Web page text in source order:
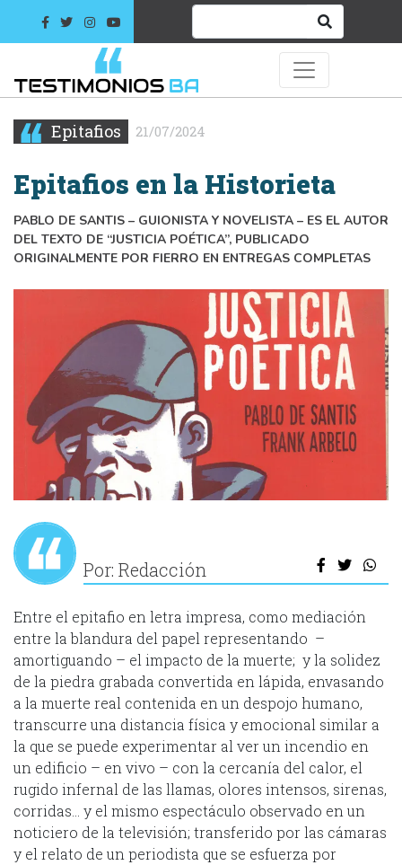
Epitafios 21/07/2024
Epitafios en la Historieta
PABLO DE SANTIS – GUIONISTA Y NOVELISTA – ES EL AUTOR
DEL TEXTO DE “JUSTICIA POÉTICA”, PUBLICADO
ORIGINALMENTE POR FIERRO EN ENTREGAS COMPLETAS
Por: Redacción
Entre el epitafio en letra impresa, como mediación
entre la blandura del papel representando –
amortiguando – el impacto de la muerte; y la solidez
de la piedra grabada convertida en lápida, envasando
a la muerte real contenida en un despojo humano,
transcurre una distancia física y emocional similar a
la que se puede experimentar al ver un incendio en
un edificio – en vivo – con la cercanía del calor, el
rugido infernal de las llamas, olores intensos, sirenas,
corridas… y el mismo espectáculo observado en un
noticiero de la televisión; transferido por las cámaras
y el relato de un periodista que se esfuerza por